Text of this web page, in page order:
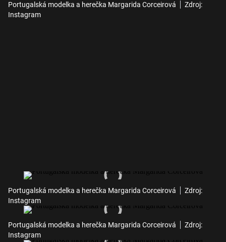
Portugalská modelka a herečka Margarida Corceirová
Zdroj:
Instagram
Portugalská modelka a herečka Margarida Corceirová
Zdroj:
Instagram
Portugalská modelka a herečka Margarida Corceirová
Zdroj:
Instagram